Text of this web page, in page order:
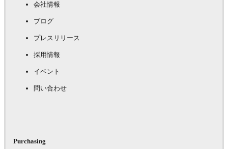
会社情報
ブログ
プレスリリース
採用情報
イベント
問い合わせ
Purchasing